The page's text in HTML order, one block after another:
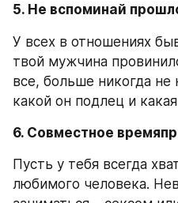
5. Не вспоминай
У всех в отношениях
твой мужчина
все, больше никогда
какой он подлец и
6. Совместное
Пусть у тебя всегда
любимого человека.